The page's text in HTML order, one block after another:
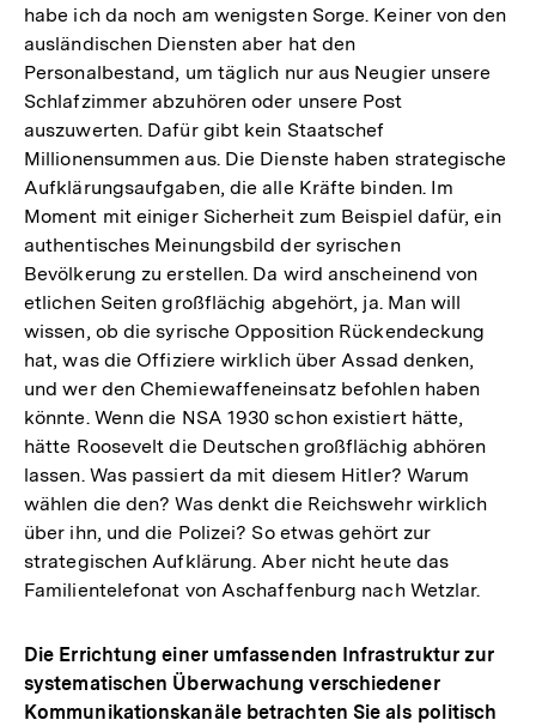
habe ich da noch am wenigsten Sorge. Keiner von den
ausländischen Diensten aber hat den
Personalbestand, um täglich nur aus Neugier unsere
Schlafzimmer abzuhören oder unsere Post
auszuwerten. Dafür gibt kein Staatschef
Millionensummen aus. Die Dienste haben strategische
Aufklärungsaufgaben, die alle Kräfte binden. Im
Moment mit einiger Sicherheit zum Beispiel dafür, ein
authentisches Meinungsbild der syrischen
Bevölkerung zu erstellen. Da wird anscheinend von
etlichen Seiten großflächig abgehört, ja. Man will
wissen, ob die syrische Opposition Rückendeckung
hat, was die Offiziere wirklich über Assad denken,
und wer den Chemiewaffeneinsatz befohlen haben
könnte. Wenn die NSA 1930 schon existiert hätte,
hätte Roosevelt die Deutschen großflächig abhören
lassen. Was passiert da mit diesem Hitler? Warum
wählen die den? Was denkt die Reichswehr wirklich
über ihn, und die Polizei? So etwas gehört zur
strategischen Aufklärung. Aber nicht heute das
Familientelefonat von Aschaffenburg nach Wetzlar.
Die Errichtung einer umfassenden Infrastruktur zur
systematischen Überwachung verschiedener
Kommunikationskanäle betrachten Sie als politisch